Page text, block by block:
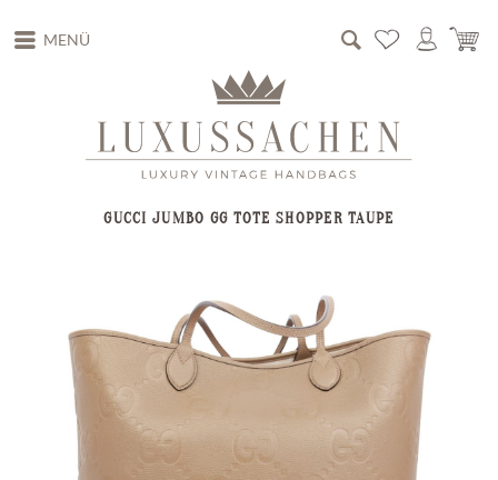
MENÜ
GUCCI JUMBO GG TOTE SHOPPER TAUPE